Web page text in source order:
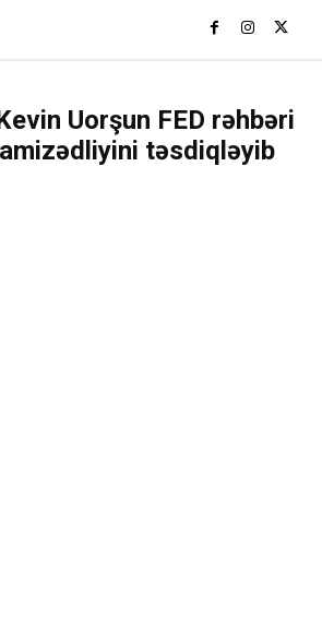
Uorşun FED rəhbəri
təsdiqləyib